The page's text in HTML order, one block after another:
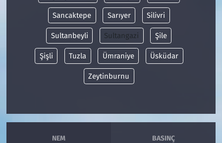
Sancaktepe Sarıyer Silivri
Sultanbeyli Sultangazi Şile
Şişli Tuzla Ümraniye Üsküdar
Zeytinburnu
NEM BASINÇ